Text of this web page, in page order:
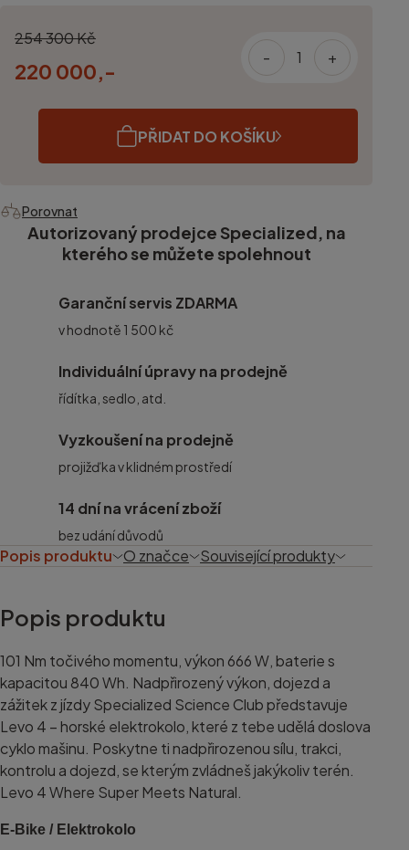
254 300 Kč
220 000,-
- +
PŘIDAT DO KOŠÍKU
Porovnat
Autorizovaný prodejce Specialized, na
kterého se můžete spolehnout
Garanční servis ZDARMA
v hodnotě 1 500 kč
Individuální úpravy na prodejně
řídítka, sedlo, atd.
Vyzkoušení na prodejně
projižďka v klidném prostředí
14 dní na vrácení zboží
bez udání důvodů
Popis produktu O značce Související produkty
Popis produktu
101 Nm točivého momentu, výkon 666 W, baterie s
kapacitou 840 Wh. Nadpřirozený výkon, dojezd a
zážitek z jízdy Specialized Science Club představuje
Levo 4 – horské elektrokolo, které z tebe udělá doslova
cyklo mašinu. Poskytne ti nadpřirozenou sílu, trakci,
kontrolu a dojezd, se kterým zvládneš jakýkoliv terén.
Levo 4 Where Super Meets Natural.
E-Bike / Elektrokolo